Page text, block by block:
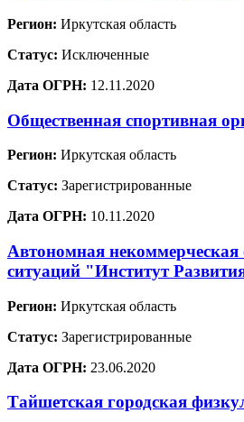
Регион: Иркутская область
Статус: Исключенные
Дата ОГРН: 12.11.2020
Общественная спортивная
Регион: Иркутская область
Статус: Зарегистрированные
Дата ОГРН: 10.11.2020
Автономная некоммерческая
ситуаций "Институт
Регион: Иркутская область
Статус: Зарегистрированные
Дата ОГРН: 23.06.2020
Тайшетская городская